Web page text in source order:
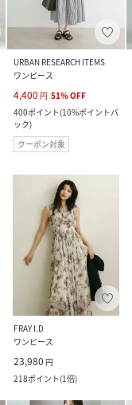
URBAN RESEARCH ITEMS
ワンピース
4,400 円 51%OFF
400ポイント(10%ポイントバ
ック)
クーポン対象
FRAY I.D
ワンピース
23,980 円
218ポイント(1倍)